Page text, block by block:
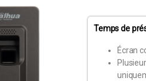
Temps de
Écran